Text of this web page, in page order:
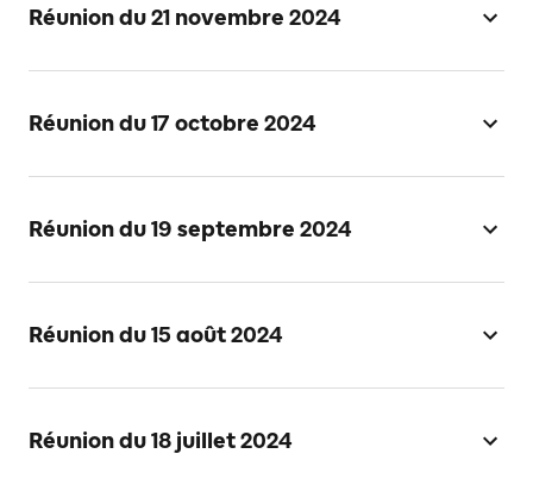
Réunion du 21 novembre 2024
Réunion du 17 octobre 2024
Réunion du 19 septembre 2024
Réunion du 15 août 2024
Réunion du 18 juillet 2024